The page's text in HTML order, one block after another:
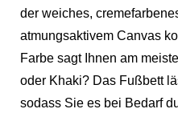
der weiches,
atmungsaktivem Canvas
Farbe sagt Ihnen am
oder Khaki? Das Fußbett
sodass Sie es bei Bedarf